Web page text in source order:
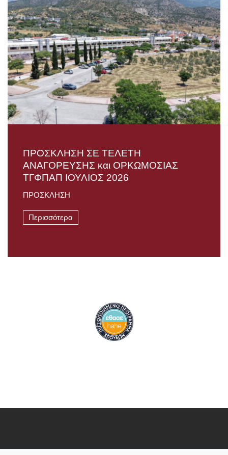
ΠΡΟΣΚΛΗΣΗ ΣΕ ΤΕΛΕΤΗ
AΝΑΓΟΡΕΥΣΗΣ και ΟΡΚΩΜΟΣΙΑΣ
TΓΦΠΑΠ ΙΟΥΛΙΟΣ 2026
ΠΡΟΣΚΛΗΣΗ
Περισσότερα